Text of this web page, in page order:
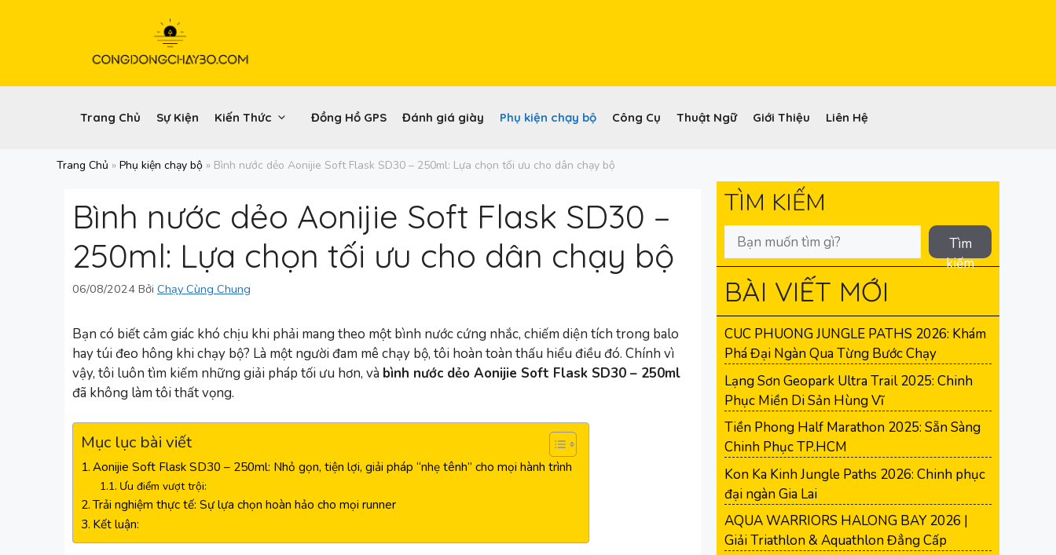
Trang Chủ Sự Kiện Kiến Thức Đồng Hồ GPS Đánh giá giày Phụ kiện chạy bộ Công Cụ Thuật Ngữ Giới Thiệu Liên Hệ
Trang Chủ » Phụ kiện chạy bộ » Bình nước dẻo Aonijie Soft Flask SD30 – 250ml: Lựa chọn tối ưu cho dân chạy bộ
Bình nước dẻo Aonijie Soft Flask SD30 –
250ml: Lựa chọn tối ưu cho dân chạy bộ
06/08/2024 Bởi Chạy Cùng Chung
Bạn có biết cảm giác khó chịu khi phải mang theo một bình nước cứng nhắc, chiếm diện tích trong balo
hay túi đeo hông khi chạy bộ? Là một người đam mê chạy bộ, tôi hoàn toàn thấu hiểu điều đó. Chính vì
vậy, tôi luôn tìm kiếm những giải pháp tối ưu hơn, và bình nước dẻo Aonijie Soft Flask SD30 – 250ml
đã không làm tôi thất vọng.
Mục lục bài viết
Aonijie Soft Flask SD30 – 250ml: Nhỏ gọn, tiện lợi, giải pháp “nhẹ tênh” cho mọi hành trình
Ưu điểm vượt trội:
Trải nghiệm thực tế: Sự lựa chọn hoàn hảo cho mọi runner
Kết luận:
TÌM KIẾM
Tìm
kiếm
BÀI VIẾT MỚI
CUC PHUONG JUNGLE PATHS 2026: Khám
Phá Đại Ngàn Qua Từng Bước Chạy
Lạng Sơn Geopark Ultra Trail 2025: Chinh
Phục Miền Di Sản Hùng Vĩ
Tiền Phong Half Marathon 2025: Sẵn Sàng
Chinh Phục TP.HCM
Kon Ka Kinh Jungle Paths 2026: Chinh phục
đại ngàn Gia Lai
AQUA WARRIORS HALONG BAY 2026 |
Giải Triathlon & Aquathlon Đẳng Cấp